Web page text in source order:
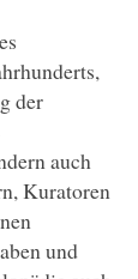
der
auch
Kuratoren
und